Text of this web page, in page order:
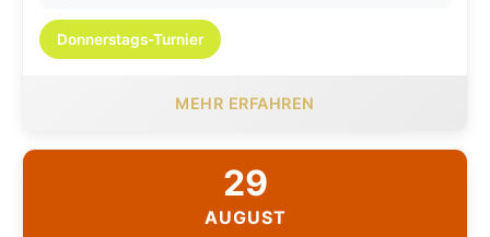
Donnerstags-Turnier
MEHR ERFAHREN
29
AUGUST